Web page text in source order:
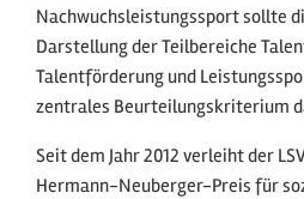
Nachwuchsleistungssport sollte
Darstellung der Teilbereiche
Talentförderung und
zentrales Beurteilungskriterium
Seit dem Jahr 2012 verleiht der
Hermann-Neuberger-Preis für